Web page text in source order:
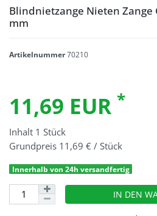
Blindnietzange Nieten Zange
mm
Artikelnummer70210
11,69 EUR *
Inhalt 1 Stück
Grundpreis 11,69 € / Stück
Innerhalb von 24h versandfertig
IN DEN